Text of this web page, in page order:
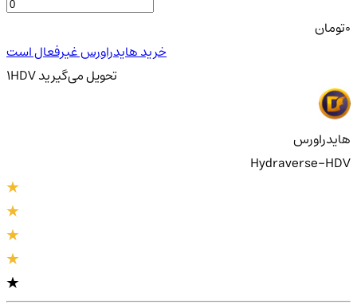
تومان
خرید هایدراورس غیرفعال است
1HDV تحویلمی‌گیرید
هایدراورس
Hydraverse-HDV